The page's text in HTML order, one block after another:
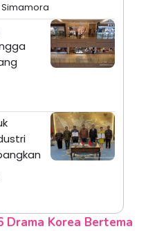
Drama Korea Bertema